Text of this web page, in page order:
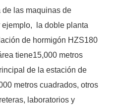
las maquinas de
ejemplo, la doble planta
de hormigón HZS180
tiene15,000 metros
de la estación de
metros cuadrados, otros
laboratorios y